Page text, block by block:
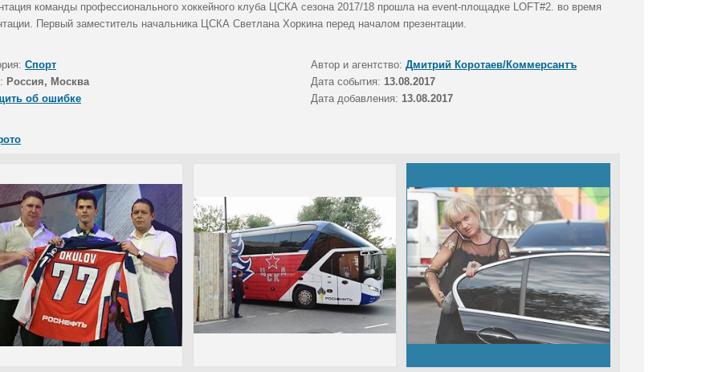
команды профессионального хоккейного клуба ЦСКА сезона 2017/18 прошла на event-площадке LOFT#2. во время
Первый заместитель начальника ЦСКА Светлана Хоркина перед началом презентации.
Спорт Автор и агентство: Дмитрий Коротаев/Коммерсантъ
Россия, Москва Дата события: 13.08.2017
об ошибке
Дата добавления: 13.08.2017